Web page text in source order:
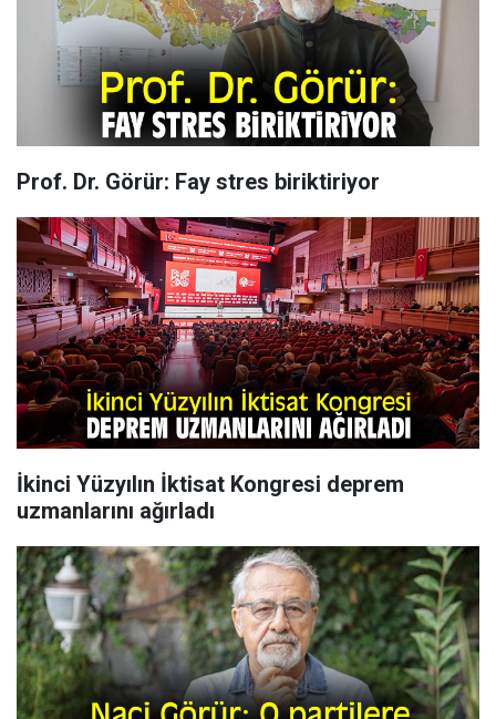
Prof. Dr. Görür: Fay stres biriktiriyor
İkinci Yüzyılın İktisat Kongresi deprem
uzmanlarını ağırladı